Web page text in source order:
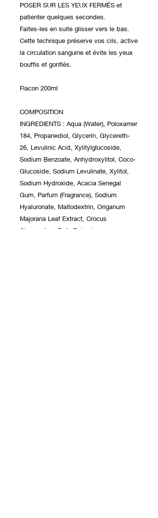
POSER SUR LES YEUX FERMÉS et
patienter quelques secondes.
Faites-les en suite glisser vers le bas.
Cette technique préserve vos cils, active
la circulation sanguine et évite les yeux
bouffis et gonflés.
Flacon 200ml
COMPOSITION
INGREDIENTS : Aqua (Water), Poloxamer
184, Propanediol, Glycerin, Glycereth-
26, Levulinic Acid, Xylitylglucoside,
Sodium Benzoate, Anhydroxylitol, Coco-
Glucoside, Sodium Levulinate, Xylitol,
Sodium Hydroxide, Acacia Senegal
Gum, Parfum (Fragrance), Sodium
Hyaluronate, Maltodextrin, Origanum
Majorana Leaf Extract, Crocus
Chrysanthus Bulb Extract